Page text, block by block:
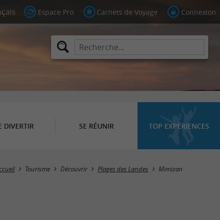
Espace Pro Carnets de Voyage Connexion
DIVERTIR SE RÉUNIR TOP EXPÉRIENCES
Masquer la carte
Tourisme Découvrir Plages des Landes Mimizan